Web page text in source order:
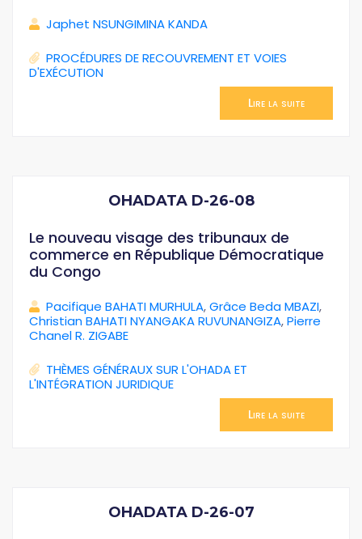
Japhet NSUNGIMINA KANDA
PROCÉDURES DE RECOUVREMENT ET VOIES
D'EXÉCUTION
Lire la suite
OHADATA D-26-08
Le nouveau visage des tribunaux de
commerce en République Démocratique
du Congo
Pacifique BAHATI MURHULA,Grâce Beda MBAZI,
Christian BAHATI NYANGAKA RUVUNANGIZA,Pierre
Chanel R. ZIGABE
THÈMES GÉNÉRAUX SUR L'OHADA ET
L'INTÉGRATION JURIDIQUE
Lire la suite
OHADATA D-26-07